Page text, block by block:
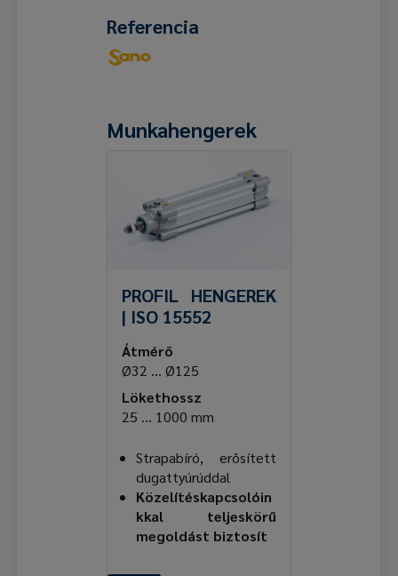
Referencia
Munkahengerek
PROFIL HENGEREK
| ISO 15552
Átmérő
Ø32 ... Ø125
Lökethossz
25 ... 1000 mm
Strapabíró, erősített
dugattyúrúddal
Közelítéskapcsolóin
kkal teljeskörű
megoldást biztosít